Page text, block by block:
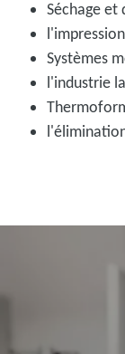
Séchage et
Systèmes
l'industrie